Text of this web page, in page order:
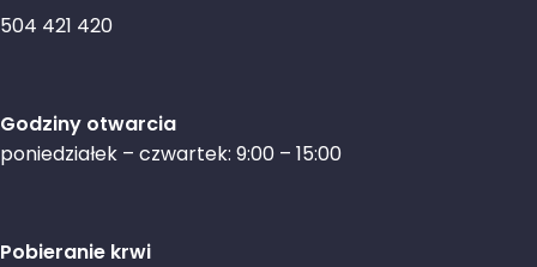
504 421 420
Godziny otwarcia
poniedziałek – czwartek: 9:00 – 15:00
Pobieranie krwi